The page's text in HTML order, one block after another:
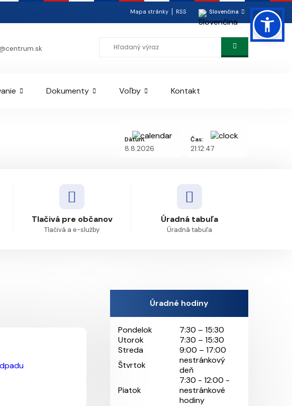
Mapa stránky RSS Slovenčina
Dokumenty Voľby Kontakt
Dátum:
8.8.2026
Čas:
21:12:47
Tlačivá pre občanov
Tlačivá a e-služby
Úradná tabuľa
Úradná tabuľa
Úradné hodiny
Pondelok
7:30 – 15:30
Utorok
7:30 – 15:30
Streda
9:00 – 17:00
Štvrtok
nestránkový
deň
Piatok
7:30 - 12:00 -
nestránkové
hodiny